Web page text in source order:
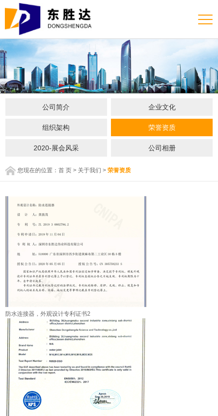
公司简介 企业文化
组织架构 荣誉资质
2020-展会风采 公司相册
您现在的位置：首 页 > 关于我们 >荣誉资质
防水连接器，外观设计专利证书2